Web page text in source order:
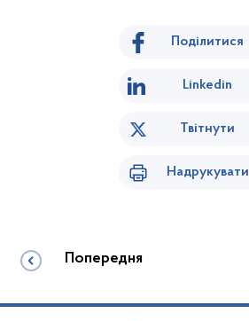
Поділитися
Linkedin
Твітнути
Надрукувати
Попередня